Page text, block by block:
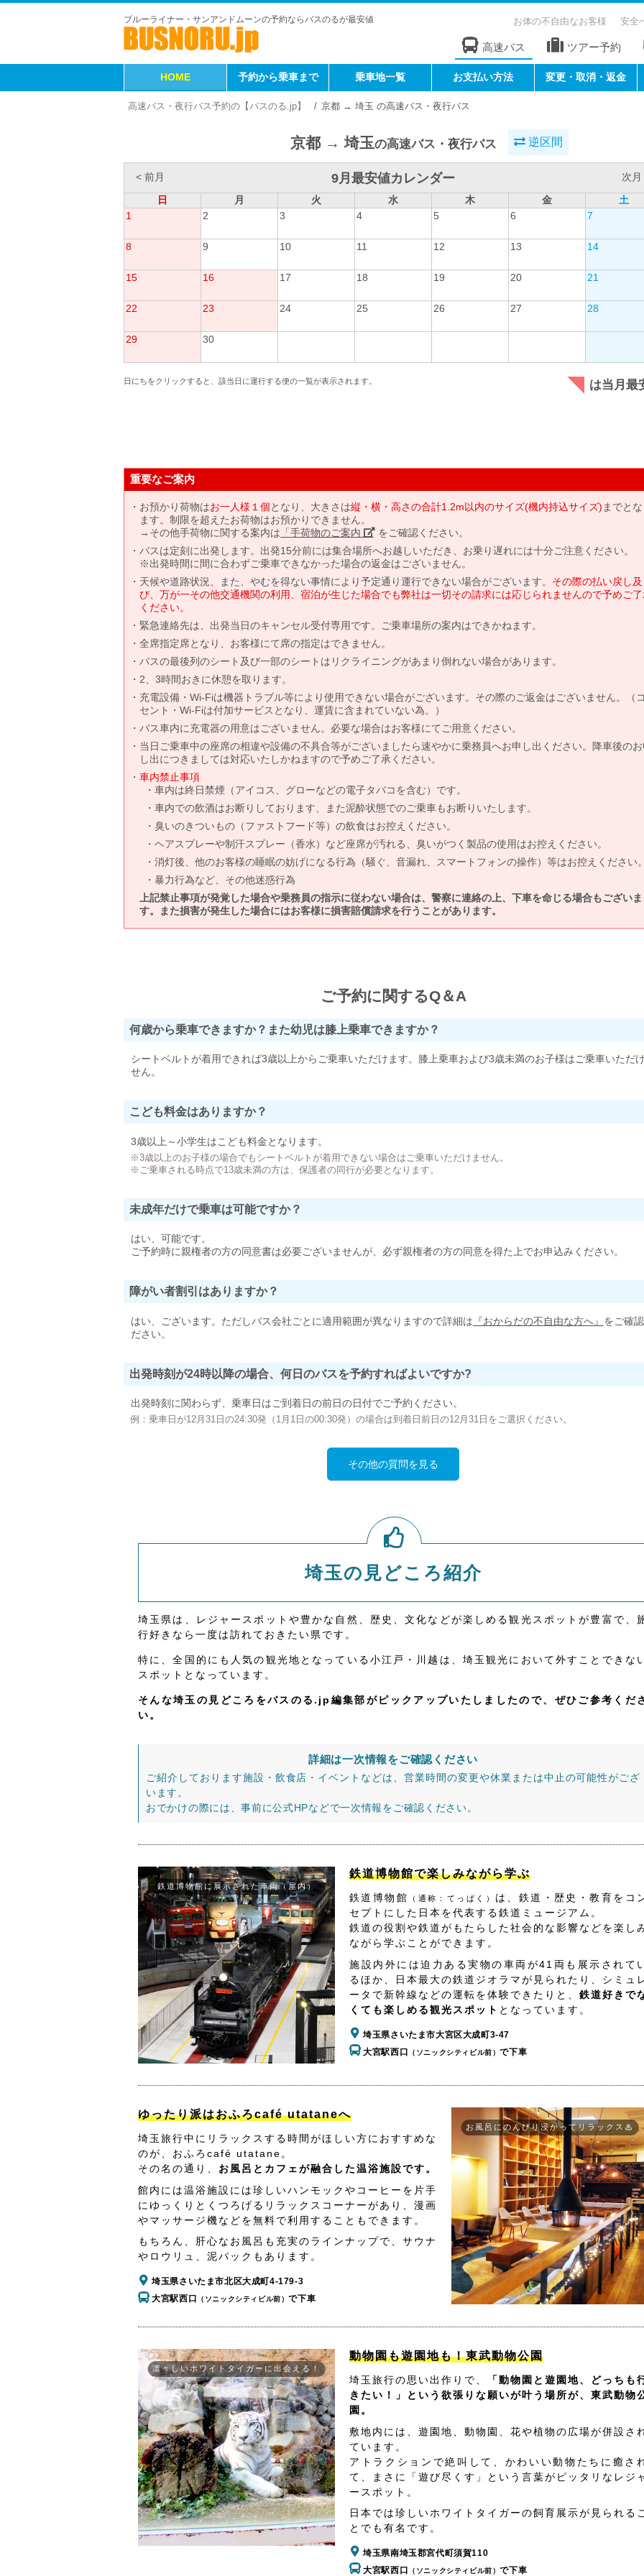
ブルーライナー・サンアンドムーンの予約ならバスのるが最安値 お体の不自由なお客様 安全
高速バス ツアー予約
HOME 予約から乗車まで 乗車地一覧 お支払い方法 変更・取消・返金
高速バス・夜行バス予約の【バスのる.jp】 京都 → 埼玉 の高速バス・夜行バス
京都 → 埼玉の高速バス・夜行バス 逆区間
< 前月 9月最安値カレンダー
次月
日
月 火 水 木 金
土
1
2 3 4 5 6 7
8 9 10 11 12 13 14
15 16 17 18 19 20 21
22 23 24 25 26 27 28
29 30
日にちをクリックすると、該当日に運行する便の一覧が表示されます。 は当月最
重要なご案内
お預かり荷物はお一人様１個となり、大きさは縦・横・高さの合計1.2m以内のサイズ(機内持込サイズ) までと
ます。制限を超えたお荷物はお預かりできません。
→その他手荷物に関する案内は 「手荷物のご案内」 をご確認ください。
バスは定刻に出発します。出発15分前には集合場所へお越しいただき、お乗り遅れには十分ご注意ください。
※出発時間に間に合わずご乗車できなかった場合の返金はございません。
天候や道路状況、また、やむを得ない事情により予定通り運行できない場合がございます。 その際の払い戻し及
び、万が一その他交通機関の利用、宿泊が生じた場合でも弊社は一切その請求には応じられませんので予めご
ください。
緊急連絡先は、出発当日のキャンセル受付専用です。ご乗車場所の案内はできかねます。
全席指定席となり、お客様にて席の指定はできません。
バスの最後列のシート及び一部のシートはリクライニングがあまり倒れない場合があります。
2、3時間おきに休憩を取ります。
充電設備・Wi-Fiは機器トラブル等により使用できない場合がございます。その際のご返金はございません。（
セント・Wi-Fiは付加サービスとなり、運賃に含まれていない為。）
バス車内に充電器の用意はございません。必要な場合はお客様にてご用意ください。
当日ご乗車中の座席の相違や設備の不具合等がございましたら速やかに乗務員へお申し出ください。降車後の
し出につきましては対応いたしかねますので予めご了承ください。
車内禁止事項
車内は終日禁煙（アイコス、グローなどの電子タバコを含む）です。
車内での飲酒はお断りしております、また泥酔状態でのご乗車もお断りいたします。
臭いのきついもの（ファストフード等）の飲食はお控えください。
ヘアスプレーや制汗スプレー（香水）など座席が汚れる、臭いがつく製品の使用はお控えください。
消灯後、他のお客様の睡眠の妨げになる行為（騒ぐ、音漏れ、スマートフォンの操作）等はお控えください
暴力行為など、その他迷惑行為
上記禁止事項が発覚した場合や乗務員の指示に従わない場合は、警察に連絡の上、下車を命じる場合もございま
す。また損害が発生した場合にはお客様に損害賠償請求を行うことがあります。
ご予約に関するQ＆A
何歳から乗車できますか？また幼児は膝上乗車できますか？
シートベルトが着用できれば3歳以上からご乗車いただけます。膝上乗車および3歳未満のお子様はご乗車いただ
せん。
こども料金はありますか？
3歳以上～小学生はこども料金となります。
※3歳以上のお子様の場合でもシートベルトが着用できない場合はご乗車いただけません。
※ご乗車される時点で13歳未満の方は、保護者の同行が必要となります。
未成年だけで乗車は可能ですか？
はい、可能です。
ご予約時に親権者の方の同意書は必要ございませんが、必ず親権者の方の同意を得た上でお申込みください。
障がい者割引はありますか？
はい、ございます。ただしバス会社ごとに適用範囲が異なりますので詳細は 『おからだの不自由な方へ』 をご確
ださい。
出発時刻が24時以降の場合、何日のバスを予約すればよいですか?
出発時刻に関わらず、乗車日はご到着日の前日の日付でご予約ください。
例：乗車日が12月31日の24:30発（1月1日の00:30発）の場合は到着日前日の12月31日をご選択ください。
その他の質問を見る
埼玉の見どころ紹介
埼玉県は、レジャースポットや豊かな自然、歴史、文化などが楽しめる観光スポットが豊富で、
行好きなら一度は訪れておきたい県です。
特に、全国的にも人気の観光地となっている小江戸・川越は、埼玉観光において外すことできな
スポットとなっています。
そんな埼玉の見どころをバスのる.jp編集部がピックアップいたしましたので、ぜひご参考くだ
い。
詳細は一次情報をご確認ください
ご紹介しております施設・飲食店・イベントなどは、営業時間の変更や休業または中止の可能性がござ
います。
おでかけの際には、事前に公式HPなどで一次情報をご確認ください。
鉄道博物館に展示された車両（屋内）
鉄道博物館で楽しみながら学ぶ
鉄道博物館 （通称：てっぱく） は、鉄道・歴史・教育をコ
セプトにした日本を代表する鉄道ミュージアム。
鉄道の役割や鉄道がもたらした社会的な影響などを楽し
ながら学ぶことができます。
施設内外には迫力ある実物の車両が41両も展示されて
るほか、日本最大の鉄道ジオラマが見られたり、シミュ
ータで新幹線などの運転を体験できたりと、 鉄道好きで
くても楽しめる観光スポット となっています。
埼玉県さいたま市大宮区大成町3-47
大宮駅西口
（ソニックシティビル前）で下車
ゆったり派はおふろcafé utataneへ
埼玉旅行中にリラックスする時間がほしい方におすすめな
のが、おふろcafé utatane。
その名の通り、 お風呂とカフェが融合した温浴施設です。
館内には温浴施設には珍しいハンモックやコーヒーを片手
にゆっくりとくつろげるリラックスコーナーがあり、漫画
やマッサージ機などを無料で利用することもできます。
もちろん、肝心なお風呂も充実のラインナップで、サウナ
やロウリュ、泥パックもあります。
埼玉県さいたま市北区大成町4-179-3
大宮駅西口
（ソニックシティビル前）で下車
お風呂にのんびり浸かってリラックス♨
凛々しいホワイトタイガーに出会える！
動物園も遊園地も！東武動物公園
埼玉旅行の思い出作りで、
「動物園と遊園地、どっちも
きたい！」という欲張りな願いが叶う場所が、東武動物
園。
敷地内には、遊園地、動物園、花や植物の広場が併設さ
ています。
アトラクションで絶叫して、かわいい動物たちに癒さ
て、まさに「遊び尽くす」という言葉がピッタリなレジ
ースポット。
日本では珍しいホワイトタイガーの飼育展示が見られる
とでも有名です。
埼玉県南埼玉郡宮代町須賀110
大宮駅西口
（ソニックシティビル前）で下車